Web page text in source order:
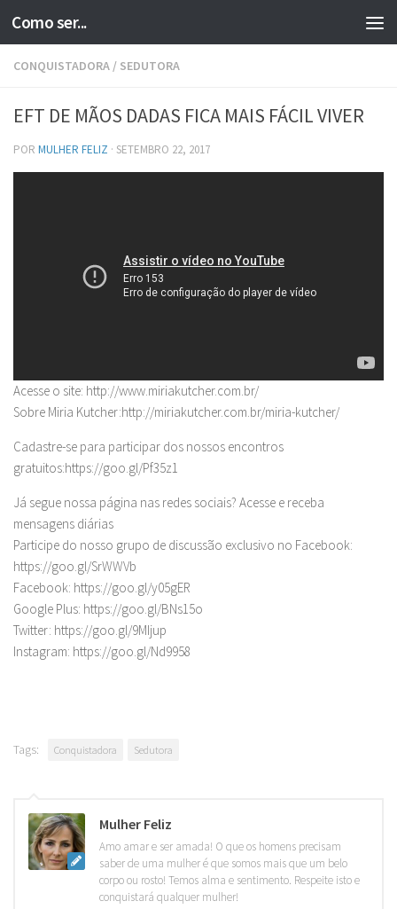
Skip to content
Como ser...
CONQUISTADORA / SEDUTORA
EFT DE MÃOS DADAS FICA MAIS FÁCIL VIVER
POR MULHER FELIZ · SETEMBRO 22, 2017
Acesse o site: http://www.miriakutcher.com.br/
Sobre Miria Kutcher:http://miriakutcher.com.br/miria-kutcher/
Cadastre-se para participar dos nossos encontros
gratuitos:https://goo.gl/Pf35z1
Já segue nossa página nas redes sociais? Acesse e receba
mensagens diárias
Participe do nosso grupo de discussão exclusivo no Facebook:
https://goo.gl/SrWWVb
Facebook: https://goo.gl/y05gER
Google Plus: https://goo.gl/BNs15o
Twitter: https://goo.gl/9MIjup
Instagram: https://goo.gl/Nd9958
Tags: Conquistadora Sedutora
Mulher Feliz
Amo amar e ser amada! O que os homens precisam
saber de uma mulher é que somos mais que um belo
corpo ou rosto! Temos alma e sentimento. Respeite isto e
conquistará qualquer mulher!